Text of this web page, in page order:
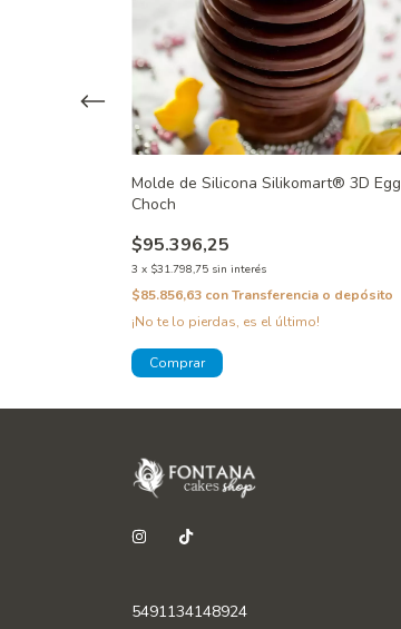
Molde de Silicona Silikomart® 3D Egg
Choch
$95.396,25
3 x $31.798,75 sin interés
$85.856,63 conTransferencia o depósito
¡No te lo pierdas, es el último!
5491134148924